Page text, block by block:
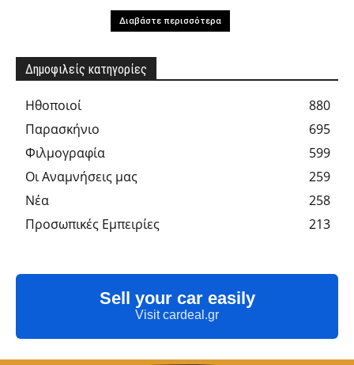
Διαβάστε περισσότερα
Δημοφιλείς κατηγορίες
Hθοποιοί
880
Παρασκήνιο
695
Φιλμογραφία
599
Οι Αναμνήσεις μας
259
Νέα
258
Προσωπικές Εμπειρίες
213
Sell your car easily
Visit cardeal.gr